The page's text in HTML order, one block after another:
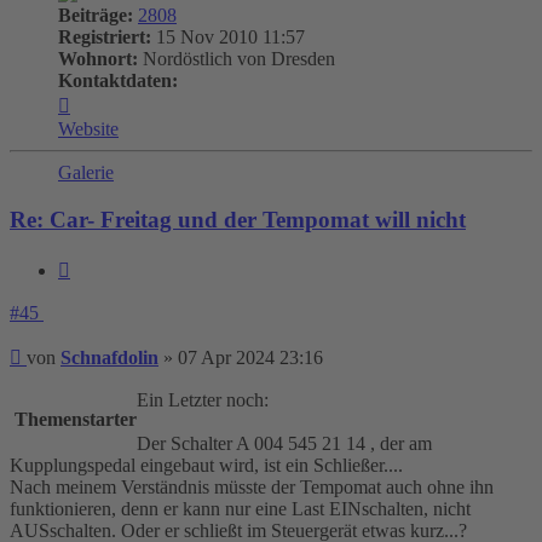
Beiträge: 2808
Registriert: 15 Nov 2010 11:57
Wohnort: Nordöstlich von Dresden
Kontaktdaten:
von
Schnafdolin
Website
Galerie
Re: Car- Freitag und der Tempomat will nicht
#45
Beitrag
von Schnafdolin » 07 Apr 2024 23:16
Themenstarter
Ein Letzter noch:
Der Schalter A 004 545 21 14 , der am
Kupplungspedal eingebaut wird, ist ein Schließer....
Nach meinem Verständnis müsste der Tempomat auch ohne ihn
funktionieren, denn er kann nur eine Last EINschalten, nicht
AUSschalten. Oder er schließt im Steuergerät etwas kurz...?